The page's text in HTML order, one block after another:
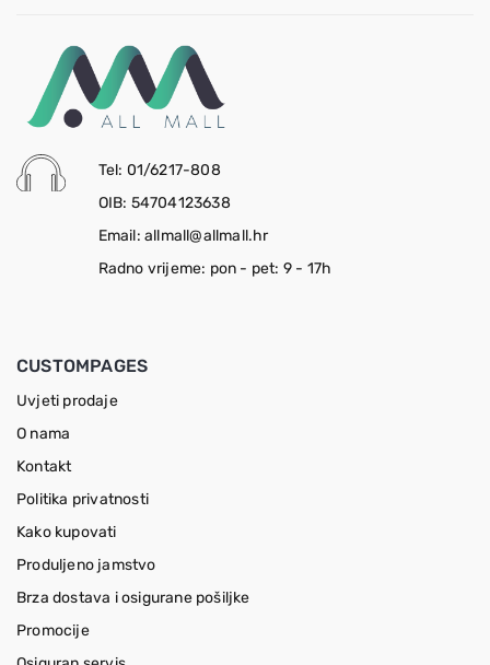
Tel: 01/6217-808
OIB: 54704123638
Email: allmall@allmall.hr
Radno vrijeme: pon - pet: 9 - 17h
CUSTOMPAGES
Uvjeti prodaje
O nama
Kontakt
Politika privatnosti
Kako kupovati
Produljeno jamstvo
Brza dostava i osigurane pošiljke
Promocije